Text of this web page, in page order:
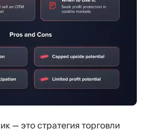
— это стратегия торговли